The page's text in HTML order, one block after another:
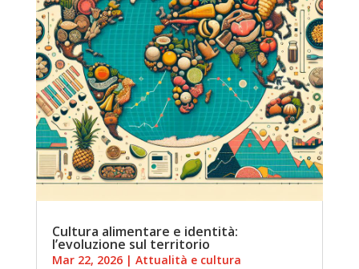
Cultura alimentare e identità:
l’evoluzione sul territorio
Mar 22, 2026| Attualità e cultura